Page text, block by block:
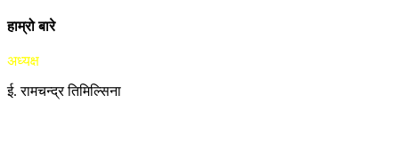
हाम्रो बारे
अध्यक्ष
ई. रामचन्द्र तिमिल्सिना